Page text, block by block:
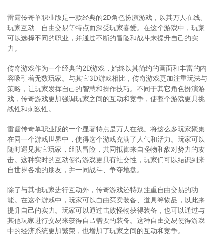
雷霆传奇单职业版是一款经典的2D角色扮演游戏，以其万人在线、
玩家互动、自由交易等特点而深受玩家喜爱。在这个游戏中，玩家
可以选择不同的职业，并通过不断的冒险和战斗来提升自己的实
力。
传奇游戏作为一个经典的2D游戏，始终以其简约的画面和丰富的内
容吸引着无数玩家。与其它3D游戏相比，传奇游戏更加注重玩法与
策略，让玩家发挥自己的智慧和操作技巧。不同于其它角色扮演游
戏，传奇游戏更加强调玩家之间的互动和竞争，使整个游戏更具挑
战性和刺激性。
雷霆传奇单职业版的一个显著特点是万人在线。将这么多玩家聚集
在同一个游戏世界中，使得这个游戏充满了人气和活力。玩家可以
随时遇见其它玩家，组队冒险，共同抵御来自怪物和敌对势力的攻
击。这种实时的互动使得游戏更具有社交性，玩家们可以结识到来
自世界各地的朋友，并一同战斗、争夺地盘。
除了与其他玩家进行互动外，传奇游戏还特别注重自由交易的功
能。在这个游戏中，玩家可以自由买卖装备、道具等物品，以此来
提升自己的实力。玩家可以通过击败怪物获得装备，也可以通过与
其他玩家进行交易来获得自己需要的装备。这种自由交易使得游戏
中的经济系统更加繁荣，也增加了玩家之间的互动和竞争。